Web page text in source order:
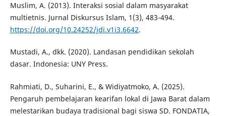
Muslim, A. (2013). Interaksi sosial dalam masyarakat
multietnis. Jurnal Diskursus Islam, 1(3), 483-494.
https://doi.org/10.24252/jdi.v1i3.6642.
Mustadi, A., dkk. (2020). Landasan pendidikan sekolah
dasar. Indonesia: UNY Press.
Rahmiati, D., Suharini, E., & Widiyatmoko, A. (2025).
Pengaruh pembelajaran kearifan lokal di Jawa Barat dalam
melestarikan budaya tradisional bagi siswa SD. FONDATIA,